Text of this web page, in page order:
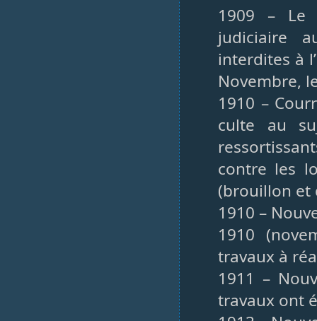
1909 – Le
judiciaire
interdites à
Novembre,
1910 –
culte au
contre les
(brouillon et
1910 –
1910
travaux à
1911 –
travaux ont